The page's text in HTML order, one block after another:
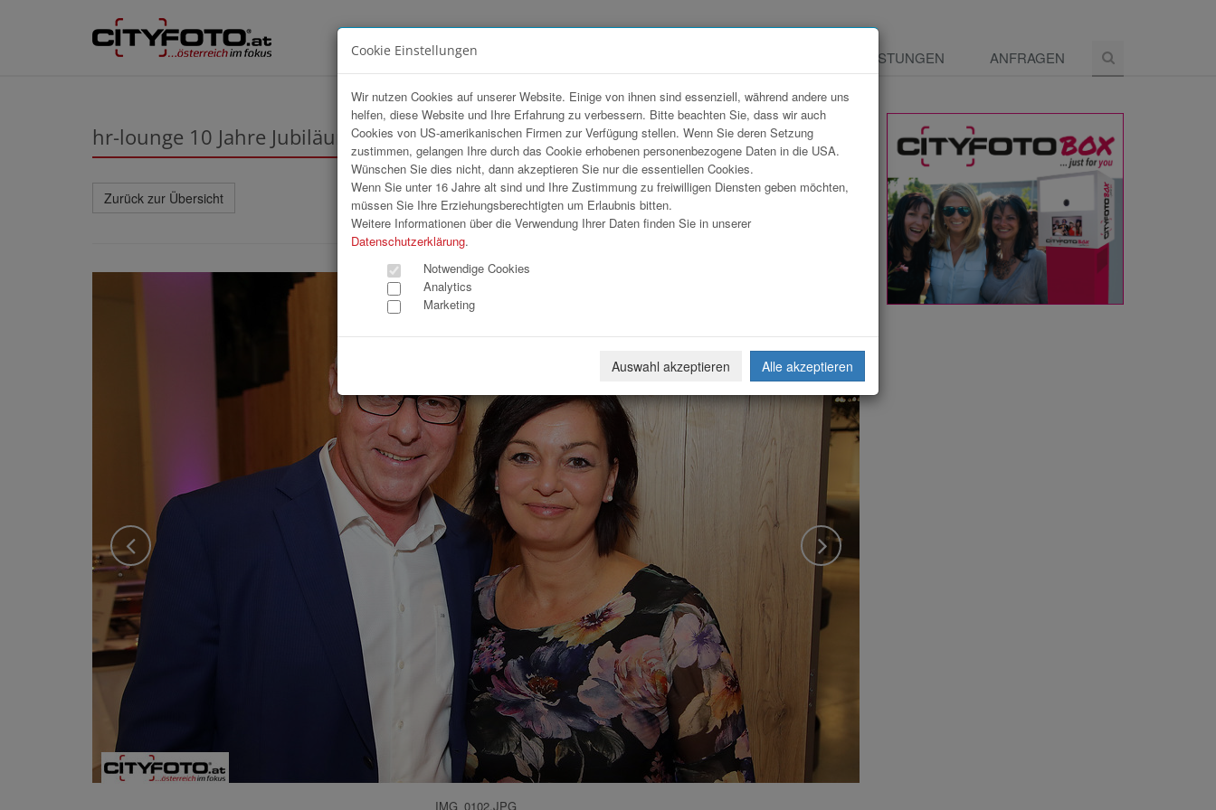
LEISTUNGEN ANFRAGEN
hr-lounge 10 Jahre Jubiläumsgala / Linz
Zurück zur Übersicht Download Weiterleiten
IMG_0102.JPG
Cookie Einstellungen
Wir nutzen Cookies auf unserer Website. Einige von ihnen sind essenziell, während andere uns
helfen, diese Website und Ihre Erfahrung zu verbessern. Bitte beachten Sie, dass wir auch
Cookies von US-amerikanischen Firmen zur Verfügung stellen. Wenn Sie deren Setzung
zustimmen, gelangen Ihre durch das Cookie erhobenen personenbezogene Daten in die USA.
Wünschen Sie dies nicht, dann akzeptieren Sie nur die essentiellen Cookies.
Wenn Sie unter 16 Jahre alt sind und Ihre Zustimmung zu freiwilligen Diensten geben möchten,
müssen Sie Ihre Erziehungsberechtigten um Erlaubnis bitten.
Weitere Informationen über die Verwendung Ihrer Daten finden Sie in unserer
Datenschutzerklärung.
Notwendige Cookies
Analytics
Marketing
Auswahl akzeptieren Alle akzeptieren